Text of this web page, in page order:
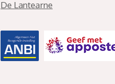
De Lantearne